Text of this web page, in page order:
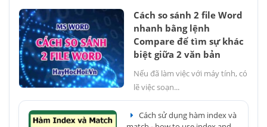
Cách so sánh 2 file Word
nhanh bằng lệnh
Compare để tìm sự khác
biệt giữa 2 văn bản
Nếu đã làm việc với máy tính, có
lẽ việc soạn...
Cách sử dụng hàm index và